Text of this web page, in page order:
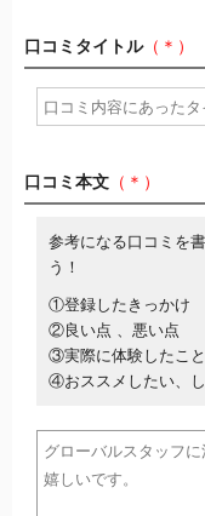
口コミタイトル（＊）
口コミ本文 （＊）
参考になる口コミを
う！
①登録したきっかけ
②良い点 、悪い点
③実際に体験したこ
④おススメしたい、